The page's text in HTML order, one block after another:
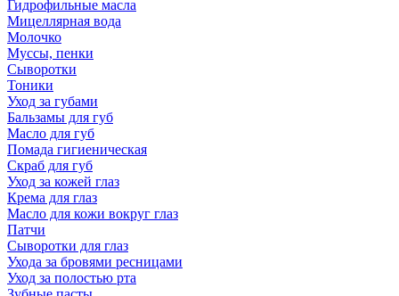
Гидрофильные масла
Мицеллярная вода
Молочко
Муссы, пенки
Сыворотки
Тоники
Уход за губами
Бальзамы для губ
Масло для губ
Помада гигиеническая
Скраб для губ
Уход за кожей глаз
Крема для глаз
Масло для кожи вокруг глаз
Патчи
Сыворотки для глаз
Ухода за бровями ресницами
Уход за полостью рта